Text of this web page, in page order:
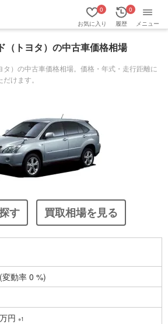
お気に入り
0
履歴
0
メニュー
（トヨタ）の中古車価格相場
）の中古車価格相場。価格・年式・走行距離に
けます。
す 買取相場を見る
動率 0 %)
円 ※1